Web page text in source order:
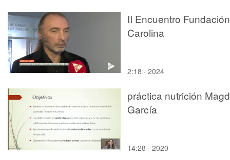
II Encuentro Fundación
Carolina
2:18 · 2024
práctica nutrición
García
14:28 · 2020